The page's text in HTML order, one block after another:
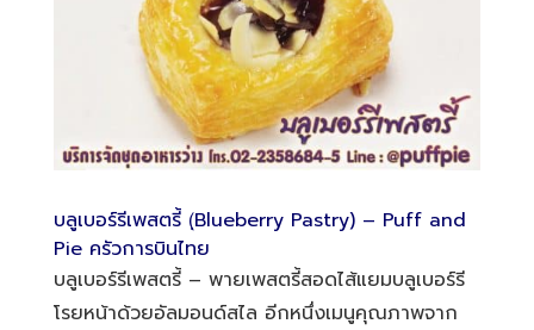
บลูเบอร์รีเพสตรี้ (ฺBlueberry Pastry) – Puff and
Pie ครัวการบินไทย
บลูเบอร์รีเพสตรี้ – พายเพสตรี้สอดไส้แยมบลูเบอร์รี
โรยหน้าด้วยอัลมอนด์สไล อีกหนึ่งเมนูคุณภาพจาก